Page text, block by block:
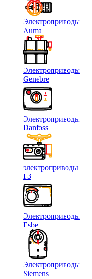
Электроприводы
Auma
Электроприводы
Genebre
Электроприводы
Danfoss
электроприводы
ГЗ
Электроприводы
Esbe
Электроприводы
Siemens